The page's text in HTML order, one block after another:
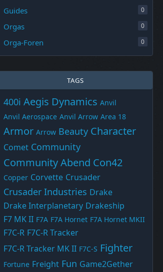
Guides 0
Orgas 0
Orga-Foren 0
TAGS
400i Aegis Dynamics Anvil
Anvil Aerospace Anvil Arrow Area 18
Armor Arrow Beauty Character
Comet Community
Community Abend Con42
Copper Corvette Crusader
Crusader Industries Drake
Drake Interplanetary Drakeship
F7 MK II F7A F7A Hornet F7A Hornet MKII
F7C-R F7C-R Tracker
F7C-R Tracker MK II F7C-S Fighter
Fortune Freight Fun Game2Gether